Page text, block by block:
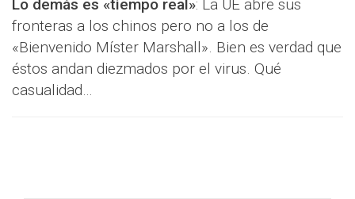
Lo demás es «tiempo real»: La UE abre sus
fronteras a los chinos pero no a los de
«Bienvenido Míster Marshall». Bien es verdad que
éstos andan diezmados por el virus. Qué
casualidad…